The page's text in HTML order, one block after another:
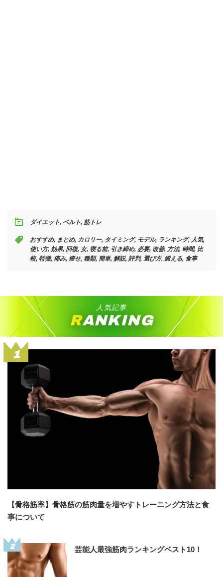
ダイエット, ベルト, 筋トレ
おすすめ, まとめ, カロリー, タイミング, モデル, ランキング, 人気,
使い方, 効果, 回復, 女, 寝る前, 引き締め, 必要, 改善, 方法, 時間, 比
較, 特徴, 痛み, 痩せ, 種類, 簡単, 解説, 評判, 選び方, 鍛える, 食事
人気記事
RANKING
1
【骨格筋率】骨格筋の筋肉量を増やすトレーニング方法と食
事について
2 芸能人最強筋肉ランキングベスト10！